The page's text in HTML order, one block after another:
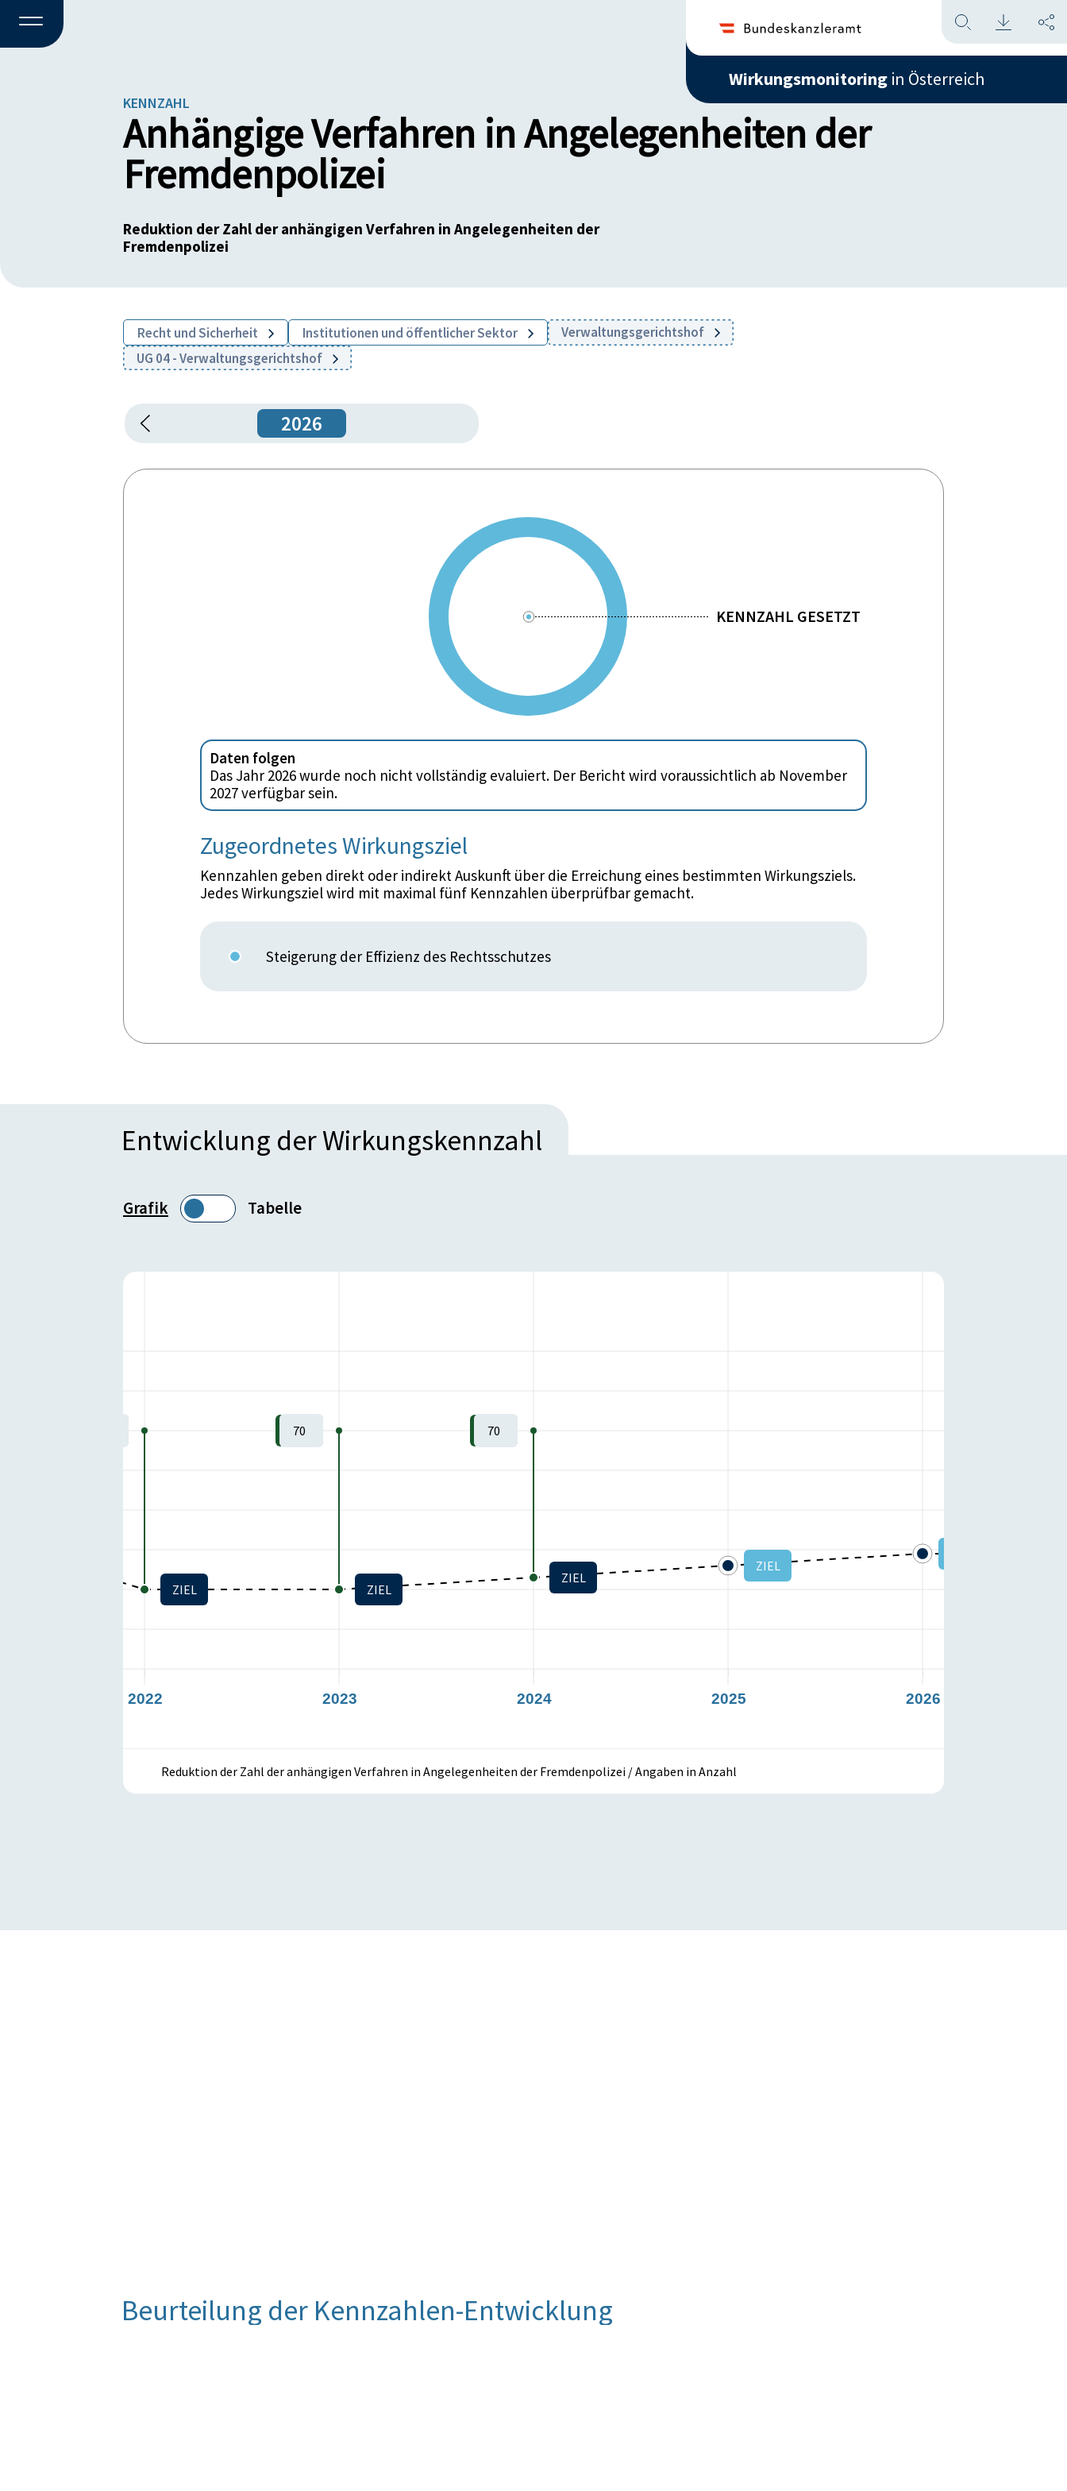
Wirkungsmonitoring in Österreich
KENNZAHL
Anhängige Verfahren in Angelegenheiten der
Fremdenpolizei
Reduktion der Zahl der anhängigen Verfahren in Angelegenheiten der
Fremdenpolizei
Recht und Sicherheit Institutionen und öffentlicher Sektor
Verwaltungsgerichtshof
UG 04 - Verwaltungsgerichtshof
2026
KENNZAHL GESETZT
Daten folgen
Das Jahr 2026 wurde noch nicht vollständig evaluiert. Der Bericht wird voraussichtlich ab November
2027 verfügbar sein.
Zugeordnetes Wirkungsziel
Kennzahlen geben direkt oder indirekt Auskunft über die Erreichung eines bestimmten Wirkungsziels.
Jedes Wirkungsziel wird mit maximal fünf Kennzahlen überprüfbar gemacht.
Steigerung der Effizienz des Rechtsschutzes
Entwicklung der Wirkungskennzahl
Grafik Tabelle
2022 2023 2024 2025 2026
ZIEL
70
ZIEL
70
ZIEL
ZIEL
Reduktion der Zahl der anhängigen Verfahren in Angelegenheiten der Fremdenpolizei / Angaben in Anzahl
Beurteilung der Kennzahlen-Entwicklung